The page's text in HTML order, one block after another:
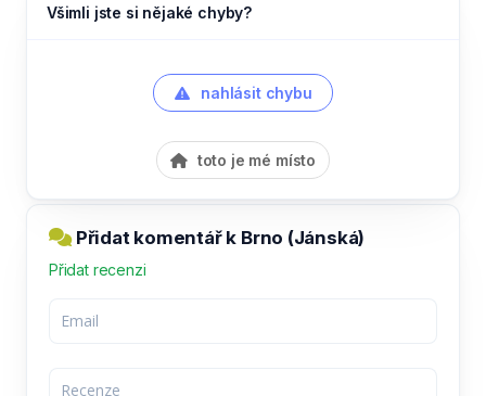
Všimli jste si nějaké chyby?
nahlásit chybu
toto je mé místo
Přidat komentář k Brno (Jánská)
Přidat recenzi